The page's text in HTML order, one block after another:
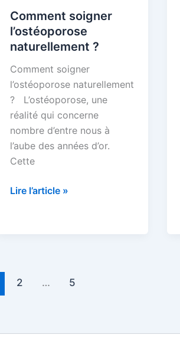
Comment soigner
l’ostéoporose
naturellement ?
Comment soigner
l’ostéoporose naturellement
? L’ostéoporose, une
réalité qui concerne
nombre d’entre nous à
l’aube des années d’or.
Cette
Comment
Lire l’article »
2 … 5